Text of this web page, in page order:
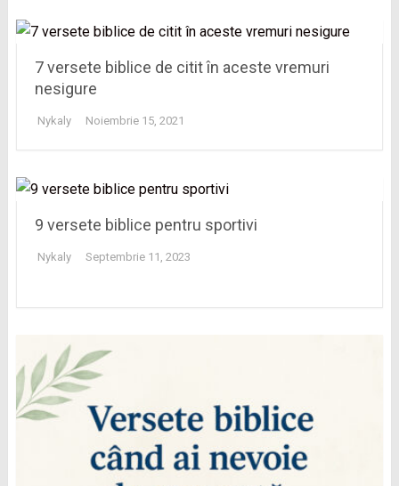
7 versete biblice de citit în aceste vremuri
nesigure
Nykaly Noiembrie 15, 2021
9 versete biblice pentru sportivi
Nykaly Septembrie 11, 2023